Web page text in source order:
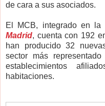
de cara a sus asociados.
El MCB, integrado en la
Madrid, cuenta con 192
han producido 32
sector más
establecimientos
habitaciones.